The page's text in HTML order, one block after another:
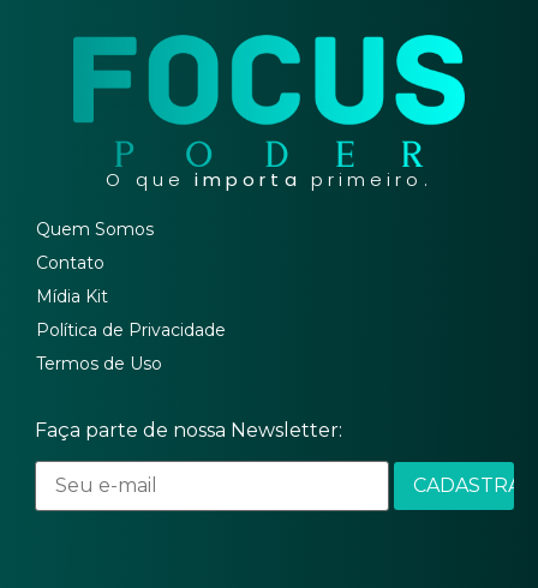
O que importa primeiro.
Quem Somos
Contato
Mídia Kit
Política de Privacidade
Termos de Uso
Faça parte de nossa Newsletter: